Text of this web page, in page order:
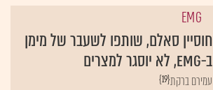
EMG
חוסיין סאלם, שותפו לשעבר של מימן
ב-EMG, לא יוסגר למצרים
{19}עמירם ברקת